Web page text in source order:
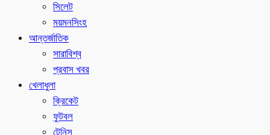
সিলেট
ময়মনসিংহ
আন্তর্জাতিক
সারাবিশ্ব
প্রবাস খবর
খেলাধুলা
ক্রিকেট
ফুটবল
টেনিস